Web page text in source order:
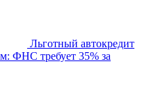
Льготный автокредит
ФНС требует 35% за